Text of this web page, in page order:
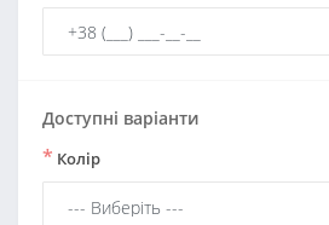
Доступні варіанти
* Колір